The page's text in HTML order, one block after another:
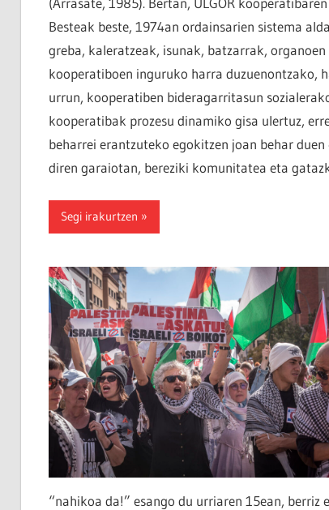
Besteak beste, 1974an ordainsarien sistema
greba, kaleratzeak, isunak, batzarrak,
kooperatiboen inguruko harra duzuenontzako,
urrun, kooperatiben bideragarritasun
kooperatibak prozesu dinamiko gisa ulertuz,
beharrei erantzuteko egokitzen joan behar
diren garaiotan, bereziki komunitatea eta
Segi irakurtzen
“nahikoa da!” esango du urriaren 15ean,